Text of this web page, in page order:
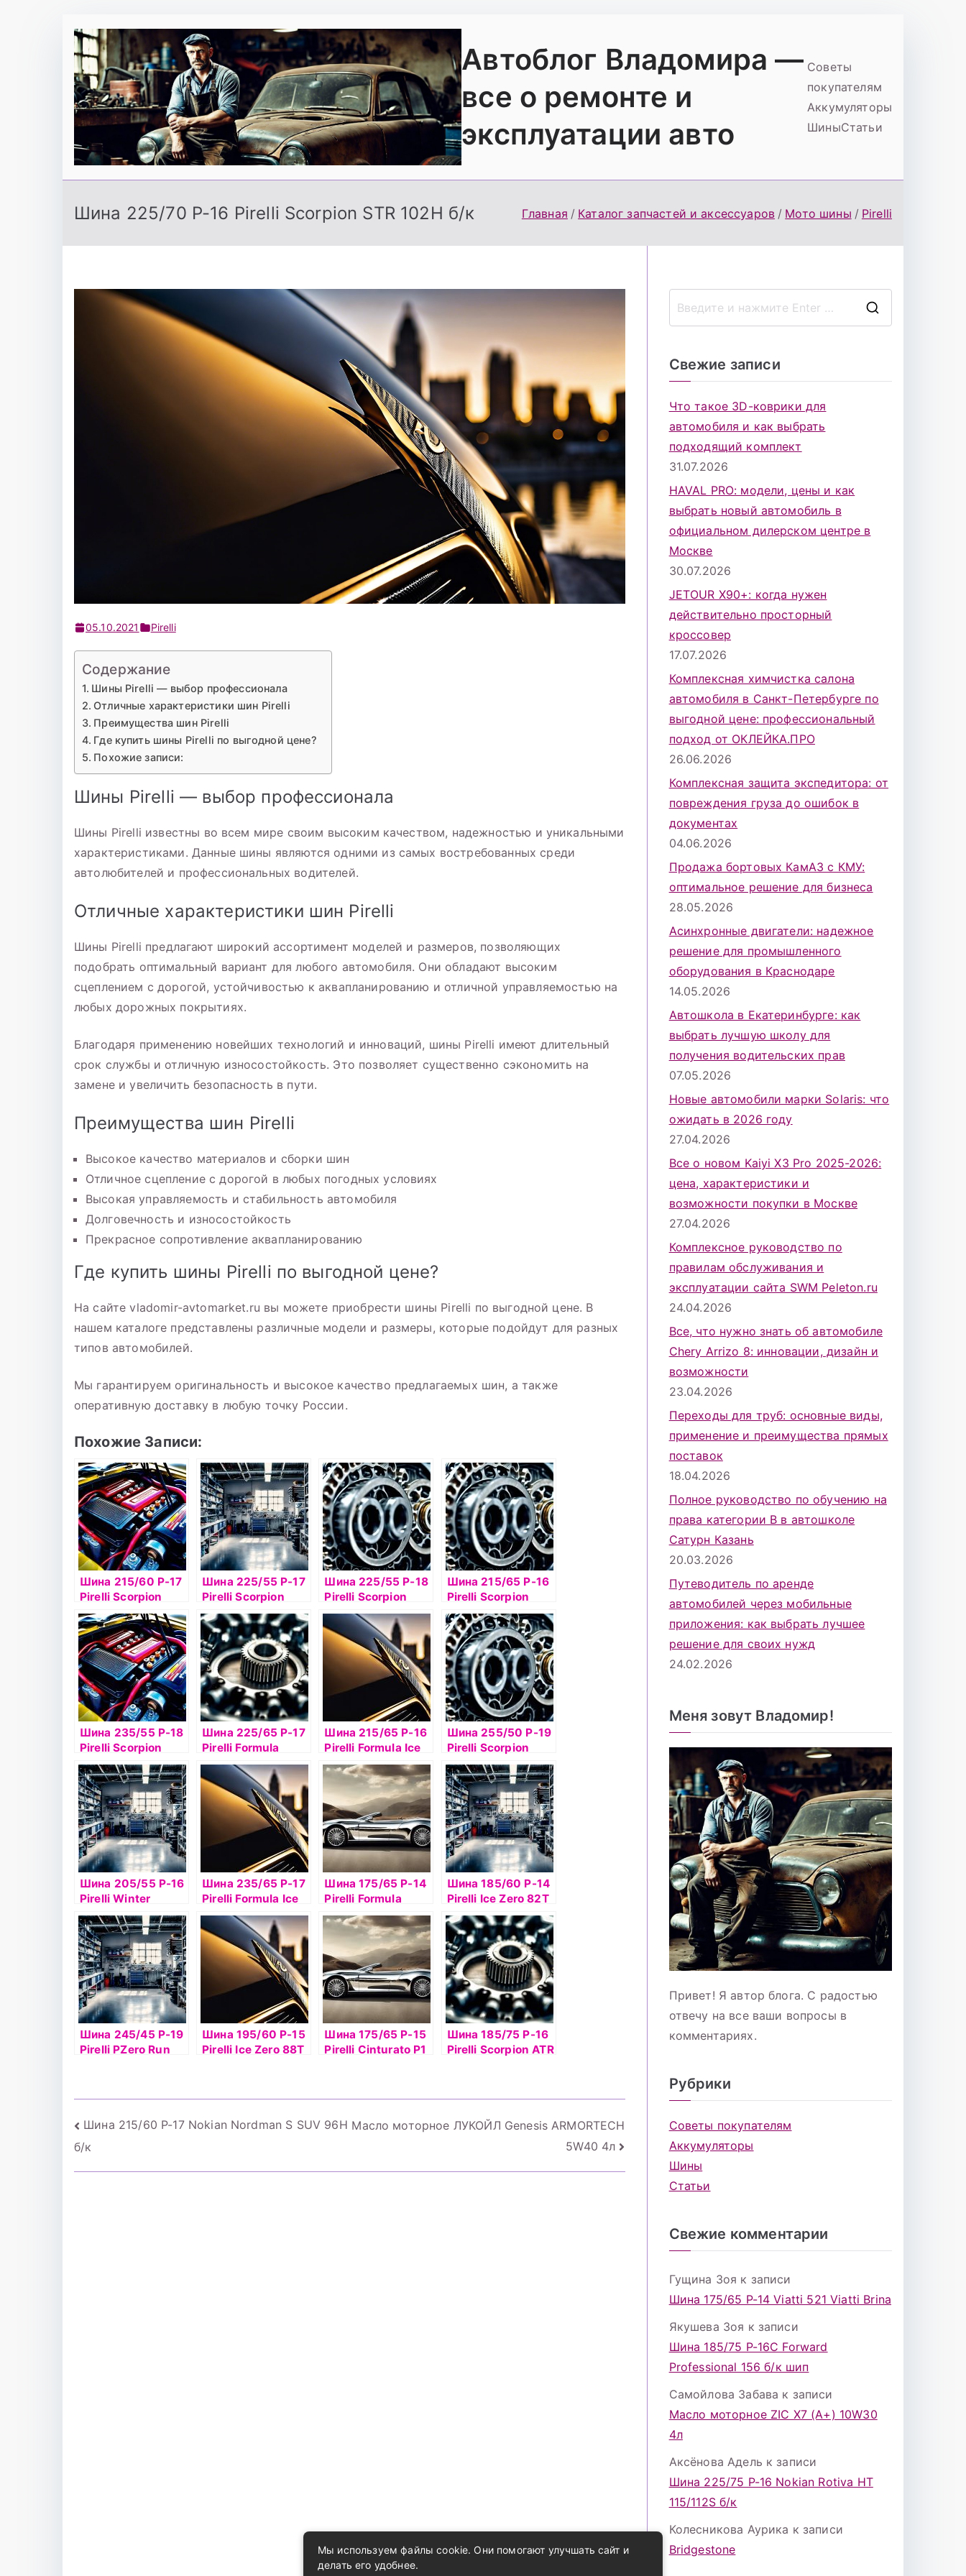
содержимому
Автоблог Владомира —
все о ремонте и
эксплуатации авто
Советы
покупателям
Аккумуляторы
ШиныСтатьи
Шина 225/70 Р-16 Pirelli Scorpion STR 102H б/к Главная Каталог запчастей и аксессуаров Мото шины Pirelli
05.10.2021 Pirelli
Содержание
Шины Pirelli — выбор профессионала
Отличные характеристики шин Pirelli
Преимущества шин Pirelli
Где купить шины Pirelli по выгодной цене?
Похожие записи:
Шины Pirelli — выбор профессионала
Шины Pirelli известны во всем мире своим высоким качеством, надежностью и уникальными
характеристиками. Данные шины являются одними из самых востребованных среди
автолюбителей и профессиональных водителей.
Отличные характеристики шин Pirelli
Шины Pirelli предлагают широкий ассортимент моделей и размеров, позволяющих
подобрать оптимальный вариант для любого автомобиля. Они обладают высоким
сцеплением с дорогой, устойчивостью к аквапланированию и отличной управляемостью на
любых дорожных покрытиях.
Благодаря применению новейших технологий и инноваций, шины Pirelli имеют длительный
срок службы и отличную износостойкость. Это позволяет существенно сэкономить на
замене и увеличить безопасность в пути.
Преимущества шин Pirelli
Высокое качество материалов и сборки шин
Отличное сцепление с дорогой в любых погодных условиях
Высокая управляемость и стабильность автомобиля
Долговечность и износостойкость
Прекрасное сопротивление аквапланированию
Где купить шины Pirelli по выгодной цене?
На сайте vladomir-avtomarket.ru вы можете приобрести шины Pirelli по выгодной цене. В
нашем каталоге представлены различные модели и размеры, которые подойдут для разных
типов автомобилей.
Мы гарантируем оригинальность и высокое качество предлагаемых шин, а также
оперативную доставку в любую точку России.
Похожие Записи:
Шина 215/60 Р-17
Pirelli Scorpion
Verde 96V б/к
Шина 225/55 Р-17
Pirelli Scorpion
Verde 97H б/к
Шина 225/55 Р-18
Pirelli Scorpion
Verde 98V б/к
Шина 215/65 Р-16
Pirelli Scorpion
Verde 98H б/к
Шина 235/55 Р-18
Pirelli Scorpion
Verde 100V б/к
Шина 225/65 Р-17
Pirelli Formula
Energy 102H б/к
Шина 215/65 Р-16
Pirelli Formula Ice
98T б/к шип
Шина 255/50 Р-19
Pirelli Scorpion
Verde*Run Flat
Шина 205/55 Р-16
Pirelli Winter
Carving Edge 94Т
шип
Шина 235/65 Р-17
Pirelli Formula Ice
108T б/к шип
Шина 175/65 Р-14
Pirelli Formula
Energy 82T б/к
Шина 185/60 Р-14
Pirelli Iсe Zero 82T
б/к
Шина 245/45 Р-19
Pirelli PZero Run
Шина 195/60 Р-15
Pirelli Ice Zero 88T
Шина 175/65 Р-15
Pirelli Cinturato P1
Шина 185/75 Р-16
Pirelli Sсorpion ATR
Навигация
по
Шина 215/60 Р-17 Nokian Nordman S SUV 96H
б/к
Масло моторное ЛУКОЙЛ Genesis ARMORTECH
5W40 4л
Свежие записи
Что такое 3D-коврики для
автомобиля и как выбрать
подходящий комплект
31.07.2026
HAVAL PRO: модели, цены и как
выбрать новый автомобиль в
официальном дилерском центре в
Москве
30.07.2026
JETOUR X90+: когда нужен
действительно просторный
кроссовер
17.07.2026
Комплексная химчистка салона
автомобиля в Санкт-Петербурге по
выгодной цене: профессиональный
подход от ОКЛЕЙКА.ПРО
26.06.2026
Комплексная защита экспедитора: от
повреждения груза до ошибок в
документах
04.06.2026
Продажа бортовых КамАЗ с КМУ:
оптимальное решение для бизнеса
28.05.2026
Асинхронные двигатели: надежное
решение для промышленного
оборудования в Краснодаре
14.05.2026
Автошкола в Екатеринбурге: как
выбрать лучшую школу для
получения водительских прав
07.05.2026
Новые автомобили марки Solaris: что
ожидать в 2026 году
27.04.2026
Все о новом Kaiyi X3 Pro 2025-2026:
цена, характеристики и
возможности покупки в Москве
27.04.2026
Комплексное руководство по
правилам обслуживания и
эксплуатации сайта SWM Peleton.ru
24.04.2026
Все, что нужно знать об автомобиле
Chery Arrizo 8: инновации, дизайн и
возможности
23.04.2026
Переходы для труб: основные виды,
применение и преимущества прямых
поставок
18.04.2026
Полное руководство по обучению на
права категории B в автошколе
Сатурн Казань
20.03.2026
Путеводитель по аренде
автомобилей через мобильные
приложения: как выбрать лучшее
решение для своих нужд
24.02.2026
Меня зовут Владомир!
Привет! Я автор блога. С радостью
отвечу на все ваши вопросы в
комментариях.
Рубрики
Советы покупателям
Аккумуляторы
Шины
Статьи
Свежие комментарии
Гущина Зоя к записи
Шина 175/65 Р-14 Viatti 521 Viatti Brina
Якушева Зоя к записи
Шина 185/75 Р-16С Forward
Professional 156 б/к шип
Самойлова Забава к записи
Масло моторное ZIC X7 (A+) 10W30
4л
Аксёнова Адель к записи
Шина 225/75 Р-16 Nokian Rotiva HT
115/112S б/к
Колесникова Аурика к записи
Bridgestone
Мы используем файлы cookie. Они помогают улучшать сайт и
делать его удобнее.